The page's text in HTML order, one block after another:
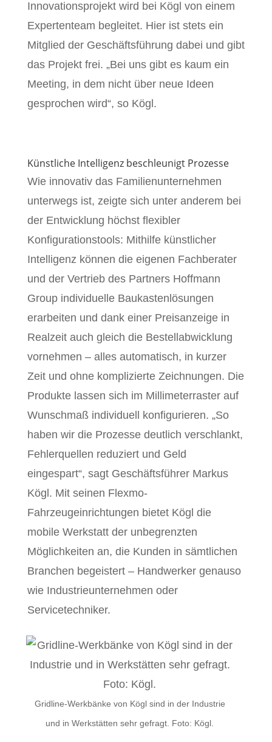
Innovationsprojekt wird bei Kögl von einem
Expertenteam begleitet. Hier ist stets ein
Mitglied der Geschäftsführung dabei und gibt
das Projekt frei. „Bei uns gibt es kaum ein
Meeting, in dem nicht über neue Ideen
gesprochen wird“, so Kögl.
Künstliche Intelligenz beschleunigt Prozesse
Wie innovativ das Familienunternehmen
unterwegs ist, zeigte sich unter anderem bei
der Entwicklung höchst flexibler
Konfigurationstools: Mithilfe künstlicher
Intelligenz können die eigenen Fachberater
und der Vertrieb des Partners Hoffmann
Group individuelle Baukastenlösungen
erarbeiten und dank einer Preisanzeige in
Realzeit auch gleich die Bestellabwicklung
vornehmen – alles automatisch, in kurzer
Zeit und ohne komplizierte Zeichnungen. Die
Produkte lassen sich im Millimeterraster auf
Wunschmaß individuell konfigurieren. „So
haben wir die Prozesse deutlich verschlankt,
Fehlerquellen reduziert und Geld
eingespart“, sagt Geschäftsführer Markus
Kögl. Mit seinen Flexmo-
Fahrzeugeinrichtungen bietet Kögl die
mobile Werkstatt der unbegrenzten
Möglichkeiten an, die Kunden in sämtlichen
Branchen begeistert – Handwerker genauso
wie Industrieunternehmen oder
Servicetechniker.
Gridline-Werkbänke von Kögl sind in der Industrie
und in Werkstätten sehr gefragt. Foto: Kögl.